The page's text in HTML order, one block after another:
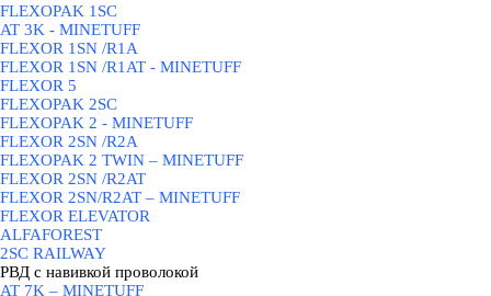
FLEXOPAK 1SС
AT 3K - MINETUFF
FLEXOR 1SN /R1A
FLEXOR 1SN /R1AT - MINETUFF
FLEXOR 5
FLEXOPAK 2SС
FLEXOPAK 2 - MINETUFF
FLEXOR 2SN /R2A
FLEXOPAK 2 TWIN – MINETUFF
FLEXOR 2SN /R2AT
FLEXOR 2SN/R2AT – MINETUFF
FLEXOR ELEVATOR
ALFAFOREST
2SC RAILWAY
РВД с навивкой проволокой
AT 7K – MINETUFF